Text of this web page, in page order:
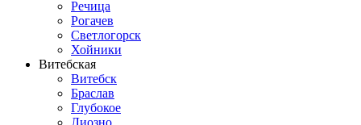
Речица
Рогачев
Светлогорск
Хойники
Витебская
Витебск
Браслав
Глубокое
Лиозно